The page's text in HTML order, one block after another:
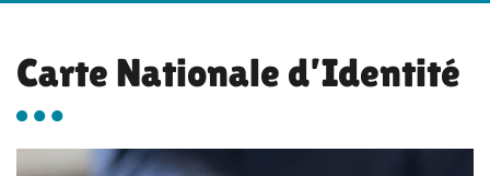
Carte Nationale d’Identité